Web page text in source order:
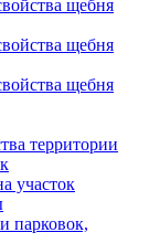
щебня
щебня
щебня
территории
участок
парковок,